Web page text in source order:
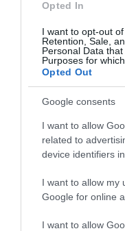
Opted In
I want to opt-out
Retention, Sale,
Personal Data
Purposes for
Opted Out
Google consents
I want to allow
related to
device identifiers
I want to allow my
Google for online
I want to allow
Παρακαλώ
ΕΞΑΙΡΕΣΗ – ΒΙΣΣΗ